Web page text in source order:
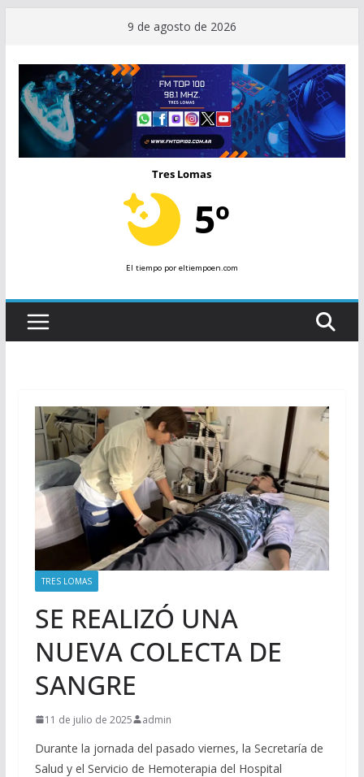
contenido
9 de agosto de 2026
Tres Lomas
5º
El tiempopor eltiempoen.com
TRES LOMAS
SE REALIZÓ UNA
NUEVA COLECTA DE
SANGRE
11 de julio de 2025 admin
Durante la jornada del pasado viernes, la Secretaría de
Salud y el Servicio de Hemoterapia del Hospital